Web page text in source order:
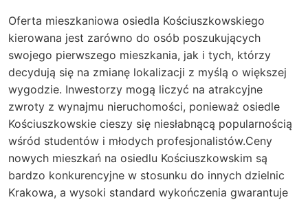
Oferta mieszkaniowa osiedla Kościuszkowskiego
kierowana jest zarówno do osób poszukujących
swojego pierwszego mieszkania, jak i tych, którzy
decydują się na zmianę lokalizacji z myślą o większej
wygodzie. Inwestorzy mogą liczyć na atrakcyjne
zwroty z wynajmu nieruchomości, ponieważ osiedle
Kościuszkowskie cieszy się niesłabnącą popularnością
wśród studentów i młodych profesjonalistów.Ceny
nowych mieszkań na osiedlu Kościuszkowskim są
bardzo konkurencyjne w stosunku do innych dzielnic
Krakowa, a wysoki standard wykończenia gwarantuje